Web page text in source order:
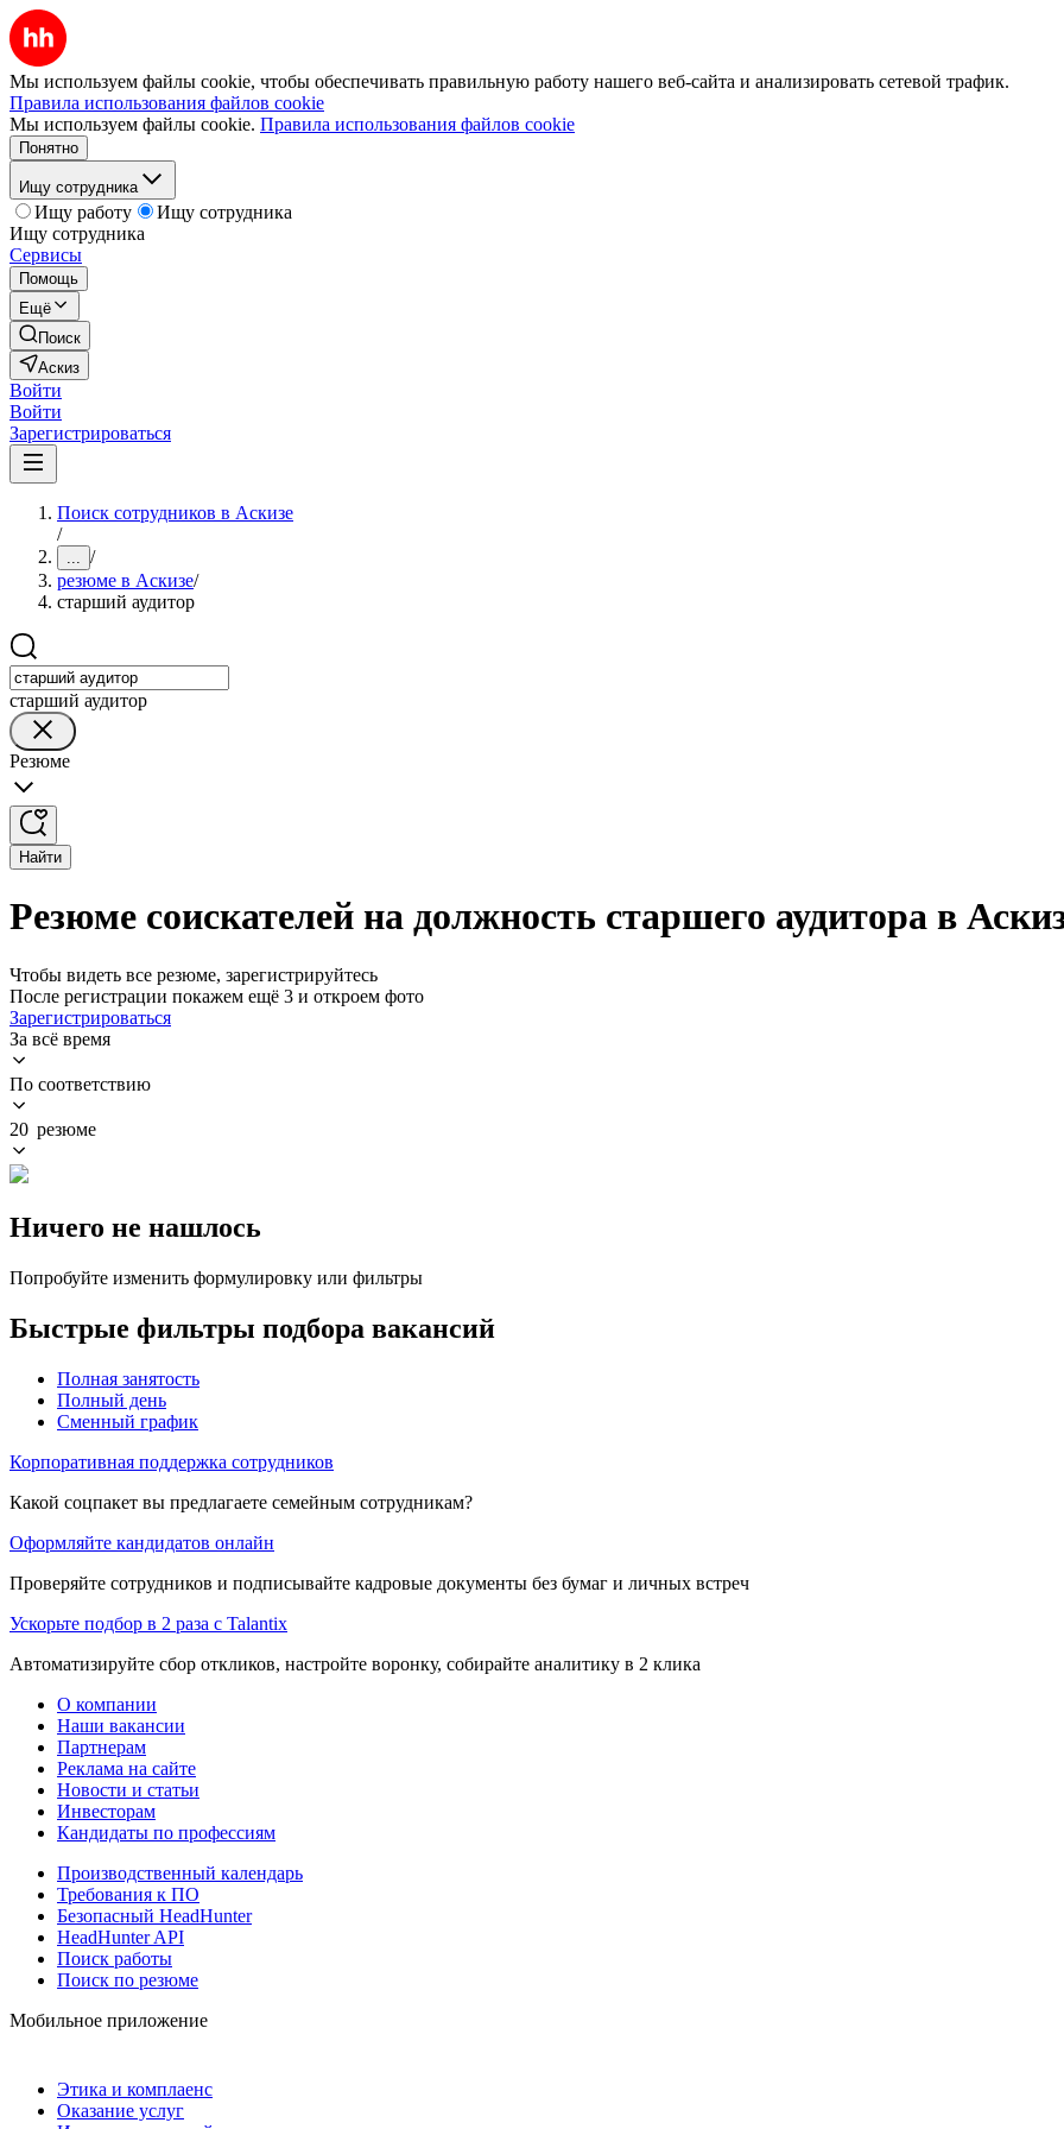
Мы используем файлы cookie, чтобы обеспечивать правильную работу нашего веб-сайта и анализировать сетевой трафик.
Правила использования файлов cookie
Мы используем файлы cookie. Правила использования файлов cookie
Понятно
Ищу сотрудника
Ищу работу
Ищу сотрудника
Ищу сотрудника
Сервисы
Помощь
Ещё
Поиск
Аскиз
Войти
Войти
Зарегистрироваться
Поиск сотрудников в Аскизе
/
... /
резюме в Аскизе/
старший аудитор
старший аудитор
Резюме
Найти
Резюме соискателей на должность старшего аудитора в
Чтобы видеть все резюме, зарегистрируйтесь
После регистрации покажем ещё 3 и откроем фото
Зарегистрироваться
За всё время
По соответствию
20 резюме
Ничего не нашлось
Попробуйте изменить формулировку или фильтры
Быстрые фильтры подбора вакансий
Полная занятость
Полный день
Сменный график
Корпоративная поддержка сотрудников
Какой соцпакет вы предлагаете семейным сотрудникам?
Оформляйте кандидатов онлайн
Проверяйте сотрудников и подписывайте кадровые документы без бумаг и личных встреч
Ускорьте подбор в 2 раза с Talantix
Автоматизируйте сбор откликов, настройте воронку, собирайте аналитику в 2 клика
О компании
Наши вакансии
Партнерам
Реклама на сайте
Новости и статьи
Инвесторам
Кандидаты по профессиям
Производственный календарь
Требования к ПО
Безопасный HeadHunter
HeadHunter API
Поиск работы
Поиск по резюме
Мобильное приложение
Этика и комплаенс
Оказание услуг